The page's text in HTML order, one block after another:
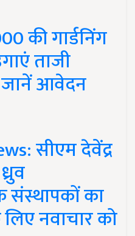
की गार्डनिंग
ताजी
जानें आवेदन
सीएम देवेंद्र
संस्थापकों का
नवाचार को